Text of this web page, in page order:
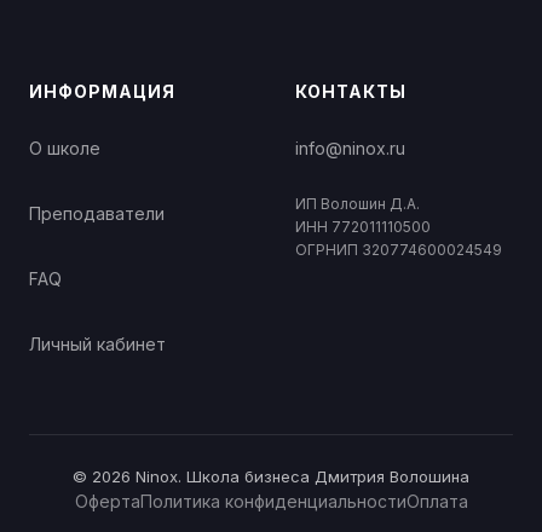
ИНФОРМАЦИЯ
О школе
Преподаватели
FAQ
Личный кабинет
КОНТАКТЫ
info@ninox.ru
ИП Волошин Д.А.
ИНН 772011110500
ОГРНИП 320774600024549
© 2026 Ninox. Школа бизнеса Дмитрия Волошина
ОфертаПолитика конфиденциальностиОплата